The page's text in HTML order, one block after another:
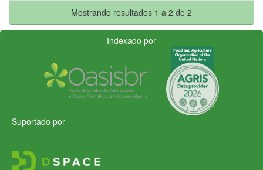
Mostrando resultados 1 a 2 de 2
Indexado por
Suportado por